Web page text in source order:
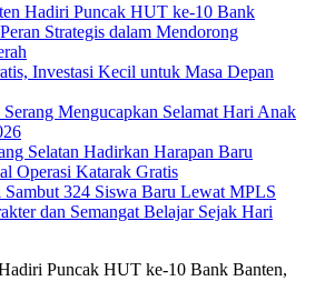
Hadiri Puncak HUT ke-10 Bank
Strategis dalam Mendorong
Investasi Kecil untuk Masa Depan
Mengucapkan Selamat Hari Anak
Selatan Hadirkan Harapan Baru
Operasi Katarak Gratis
324 Siswa Baru Lewat MPLS
dan Semangat Belajar Sejak Hari